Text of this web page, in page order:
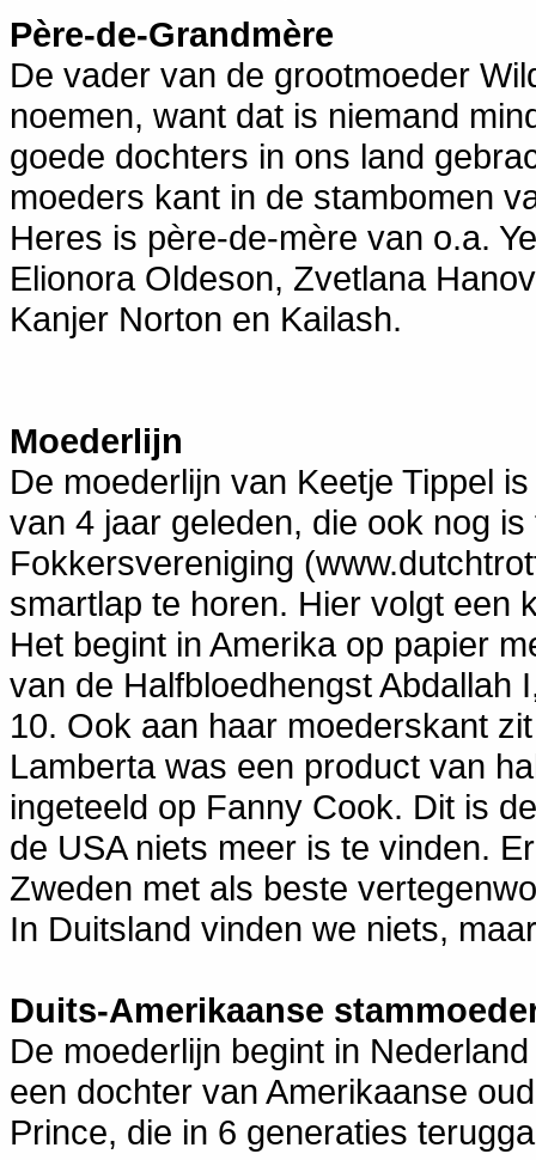
Père-de-Grandmère
De vader van de grootmoeder
noemen, want dat is niemand
goede dochters in ons land
moeders kant in de stambomen
Heres is père-de-mère van o.a.
Elionora Oldeson, Zvetlana
Kanjer Norton en Kailash.
Moederlijn
De moederlijn van Keetje Tippel
van 4 jaar geleden, die ook nog
Fokkersvereniging
smartlap te horen. Hier volgt een
Het begint in Amerika op papier
van de Halfbloedhengst Abdallah
10. Ook aan haar moederskant
Lamberta was een product van
ingeteeld op Fanny Cook. Dit is
de USA niets meer is te vinden.
Zweden met als beste
In Duitsland vinden we niets,
Duits-Amerikaanse
De moederlijn begint in
een dochter van Amerikaanse
Prince, die in 6 generaties